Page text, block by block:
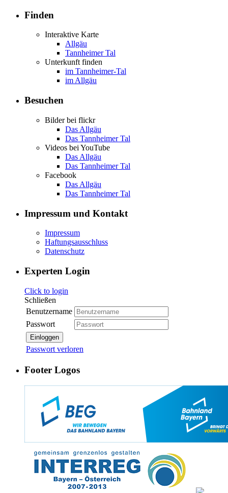
Finden
Interaktive Karte
Allgäu
Tannheimer Tal
Unterkunft finden
im Tannheimer-Tal
im Allgäu
Besuchen
Bilder bei flickr
Das Allgäu
Das Tannheimer Tal
Videos bei YouTube
Das Allgäu
Das Tannheimer Tal
Facebook
Das Allgäu
Das Tannheimer Tal
Impressum und Kontakt
Impressum
Haftungsausschluss
Datenschutz
Experten Login
Click to login
Schließen
Benutzername
Passwort
Einloggen
Passwort verloren
Footer Logos